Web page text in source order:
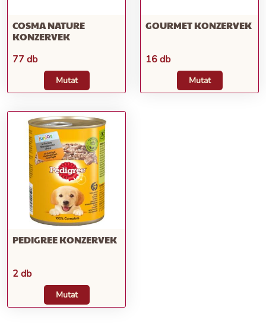
COSMA NATURE
KONZERVEK
77 db
Mutat
GOURMET KONZERVEK
16 db
Mutat
PEDIGREE KONZERVEK
2 db
Mutat